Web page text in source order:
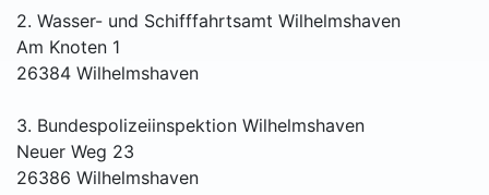
2. Wasser- und Schifffahrtsamt Wilhelmshaven
Am Knoten 1
26384 Wilhelmshaven
3. Bundespolizeiinspektion Wilhelmshaven
Neuer Weg 23
26386 Wilhelmshaven